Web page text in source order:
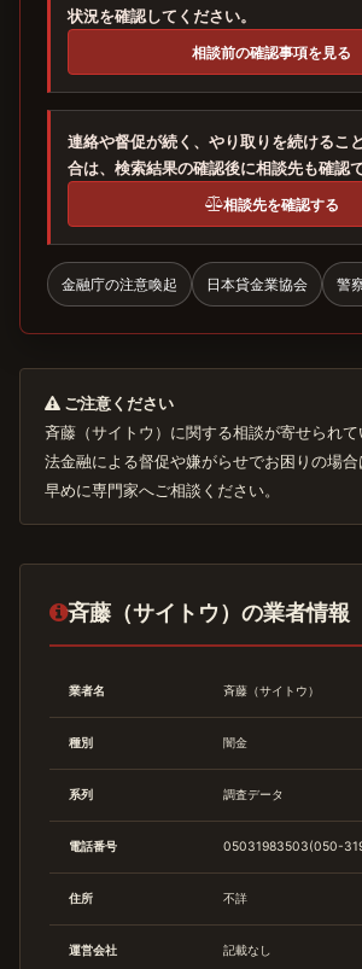
状況を確認してください。
相談前の確認事項を見る
連絡や督促が続く、やり取りを続けるこ
合は、検索結果の確認後に相談先も確認で
相談先を確認する
金融庁の注意喚起 日本貸金業協会 警
ご注意ください
斉藤（サイトウ）に関する相談が寄せられ
法金融による督促や嫌がらせでお困りの場
早めに専門家へご相談ください。
斉藤（サイトウ）の業者情報
業者名 斉藤（サイトウ）
種別 闇金
系列 調査データ
電話番号 05031983503(050-
住所 不詳
運営会社 記載なし